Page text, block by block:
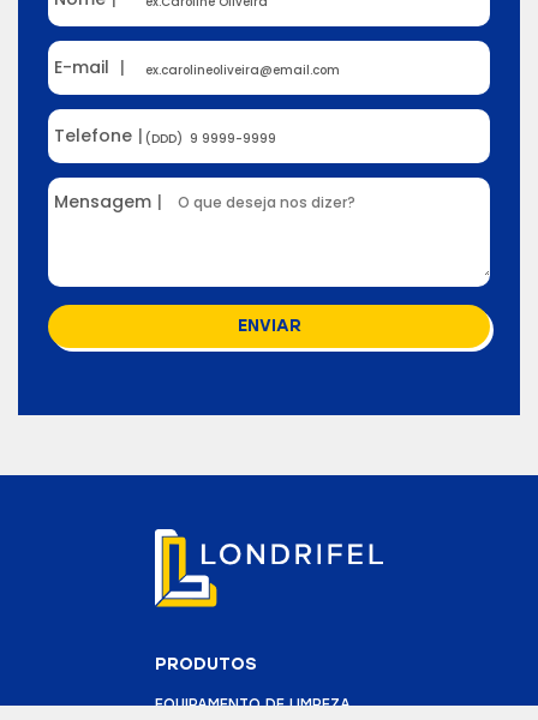
E-mail |
Telefone |
Mensagem |
ENVIAR
PRODUTOS
EQUIPAMENTO DE LIMPEZA